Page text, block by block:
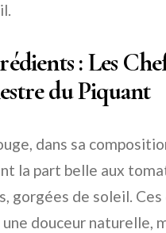
: Les
du Piquant
dans sa
la part belle aux
gorgées de soleil.
douceur naturelle,